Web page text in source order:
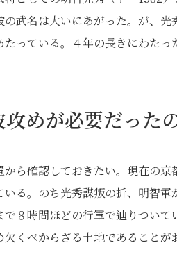
の武名は大いにあがった。が、
たっている。４年の長きにわた
攻めが必要だった
から確認しておきたい。現在の
いる。のち光秀謀叛の折、明智
で８時間ほどの行軍で辿りつい
欠くべからざる土地であること